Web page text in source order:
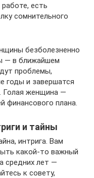
есть
сомнительного
безболезненно
— в ближайшем
проблемы,
годы и завершатся
Голая женщина —
финансового плана.
и тайны
интрига. Вам
какой-то важный
средних лет —
к совету,